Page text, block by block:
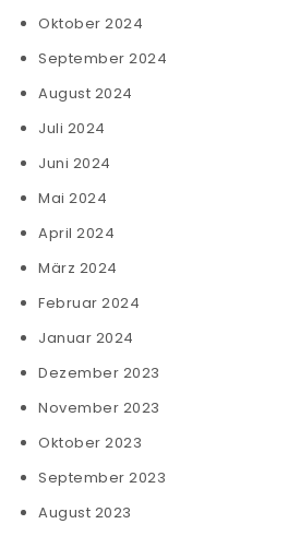
Oktober 2024
September 2024
August 2024
Juli 2024
Juni 2024
Mai 2024
April 2024
März 2024
Februar 2024
Januar 2024
Dezember 2023
November 2023
Oktober 2023
September 2023
August 2023